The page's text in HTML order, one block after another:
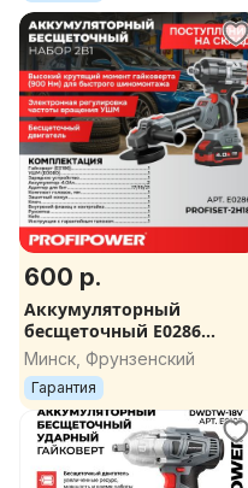
600 р.
Аккумуляторный
бесщеточный E0286
НАБОР 2в1 PROFIPOWER
УШМ + Гайковерт 900Нм
Минск, Фрунзенский
Гарантия